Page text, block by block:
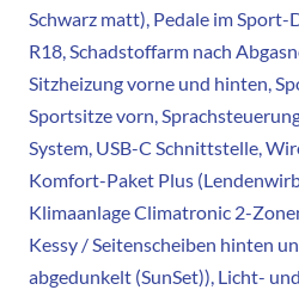
Schwarz matt), Pedale im Sport-
R18, Schadstoffarm nach
Sitzheizung vorne und hinten,
Sportsitze vorn,
System, USB-C Schnittstelle,
Komfort-Paket Plus
Klimaanlage Climatronic 2-
Kessy / Seitenscheiben hinten
abgedunkelt (SunSet)), Licht-